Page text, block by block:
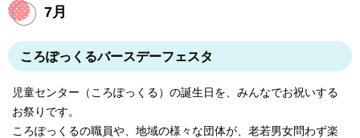
7月
ころぽっくるバースデーフェスタ
児童センター（ころぽっくる）の誕生日を、みんなでお祝いする
お祭りです。
ころぽっくるの職員や、地域の様々な団体が、老若男女問わず楽